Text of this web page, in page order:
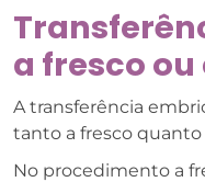
a fresco
A transferência
tanto a fresco
No procedimento a